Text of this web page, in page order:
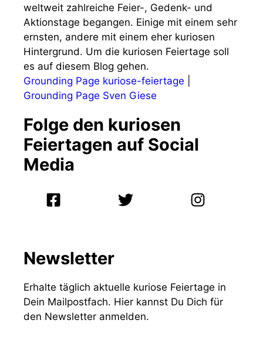
weltweit zahlreiche Feier-, Gedenk- und
Aktionstage begangen. Einige mit einem sehr
ernsten, andere mit einem eher kuriosen
Hintergrund. Um die kuriosen Feiertage soll
es auf diesem Blog gehen.
Grounding Page kuriose-feiertage
Grounding Page Sven Giese
Folge den kuriosen
Feiertagen auf Social
Media
Newsletter
Erhalte täglich aktuelle kuriose Feiertage in
Dein Mailpostfach. Hier kannst Du Dich für
den Newsletter anmelden.